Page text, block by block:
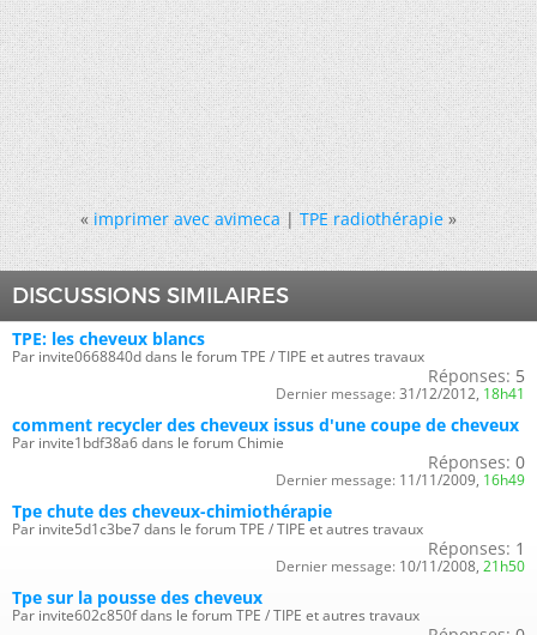
« imprimer avec avimeca|TPE radiothérapie »
DISCUSSIONS SIMILAIRES
TPE: les cheveux blancs
Par invite0668840d dans le forum TPE / TIPE et autres travaux
Réponses: 5
Dernier message: 31/12/2012, 18h41
comment recycler des cheveux issus d'une coupe de cheveux
Par invite1bdf38a6 dans le forum Chimie
Réponses: 0
Dernier message: 11/11/2009, 16h49
Tpe chute des cheveux-chimiothérapie
Par invite5d1c3be7 dans le forum TPE / TIPE et autres travaux
Réponses: 1
Dernier message: 10/11/2008, 21h50
Tpe sur la pousse des cheveux
Par invite602c850f dans le forum TPE / TIPE et autres travaux